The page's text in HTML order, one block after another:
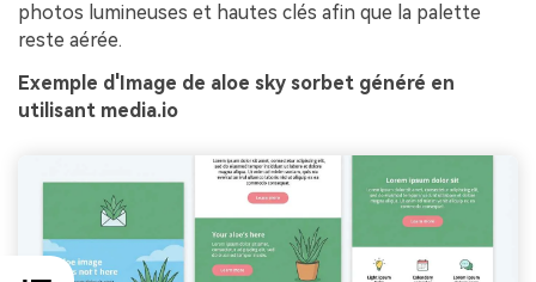
photos lumineuses et hautes clés afin que la palette
reste aérée.
Exemple d'Image de aloe sky sorbet généré en
utilisant media.io